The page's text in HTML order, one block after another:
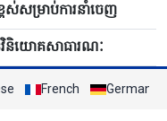
ពស់សម្រាប់ការ​នាំចេញ
វិនិយោគសាធារណៈ
French German